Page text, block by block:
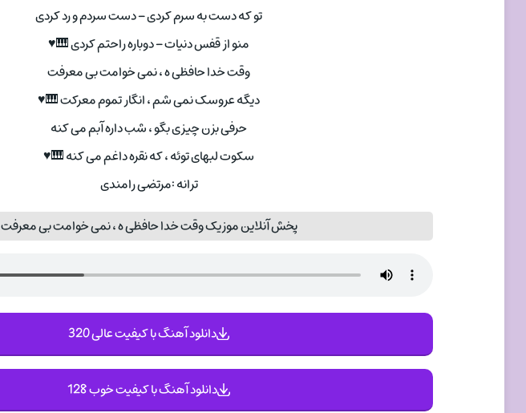
تو که دست به سرم کردی – دست سردم و رد کردی
منو از قفس دنیات – دوباره راحتم کردی 🎹♥
وقت خدا حافظی ه ، نمی خوامت بی معرفت
دیگه عروسک نمی شم ، انگار تموم معرکت 🎹♥
حرفی بزن چیزی بگو ، شب داره آبم می کنه
سکوت لبهای توئه ، که نقره داغم می کنه 🎹♥
ترانه :مرتضی رامندی
پخش آنلاین موزیک وقت خدا حافظی ه ، نمی خوامت بی معرفت
دانلود آهنگ با کیفیت عالی 320
دانلود آهنگ با کیفیت خوب 128